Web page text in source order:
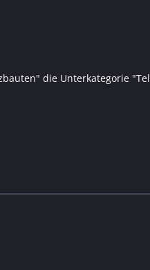
die Unterkategorie